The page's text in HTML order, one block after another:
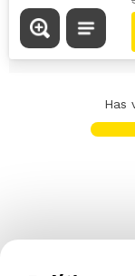
Has